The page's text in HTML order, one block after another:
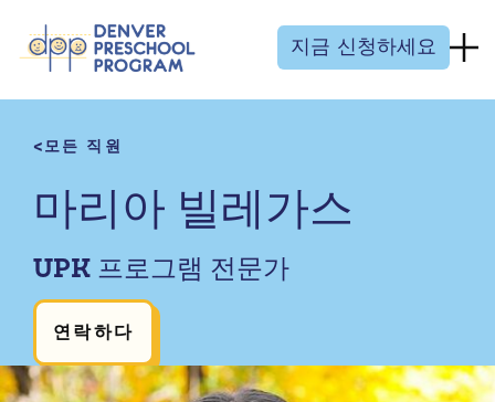
지금 신청하세요
모든 직원
마리아 빌레가스
UPK 프로그램 전문가
연락하다